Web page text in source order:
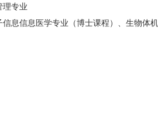
理专业
息信息医学专业（博士课程）、生物体